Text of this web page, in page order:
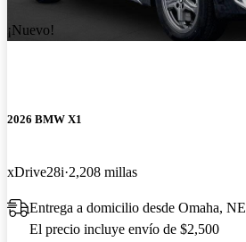
¡Nuevo!
2026 BMW X1
xDrive28i 2,208 millas
Entrega a domicilio desde Omaha, NE
El precio incluye envío de $2,500